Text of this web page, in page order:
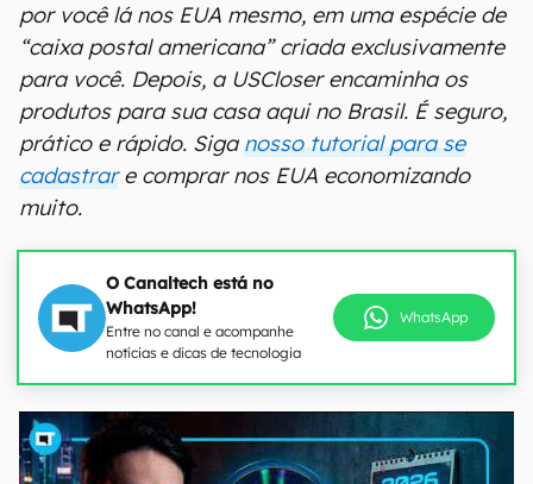
por você lá nos EUA mesmo, em uma espécie de
“caixa postal americana” criada exclusivamente
para você. Depois, a USCloser encaminha os
produtos para sua casa aqui no Brasil. É seguro,
prático e rápido. Siga nosso tutorial para se
cadastrare comprar nos EUA economizando
muito.
O Canaltech está no
WhatsApp!
Entre no canal e acompanhe
notícias e dicas de tecnologia
WhatsApp